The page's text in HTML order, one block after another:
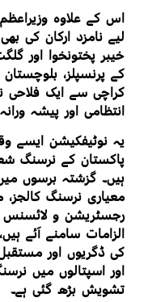
اس کے علاوہ
لیے نامزد ارکان کی
خیبر پختونخوا اور
کے پرنسپلز،
کراچی سے ایک فلاحی
انتظامی اور پیشہ
یہ نوٹیفکیشن ایسے
پاکستان کے نرسنگ
ہیں۔ گزشتہ برسوں
معیاری نرسنگ کالجز،
رجسٹریشن و لائسنس
الزامات سامنے آئے
کی ڈگریوں اور
اور اسپتالوں میں
تشویش بڑھ گئی ہے۔